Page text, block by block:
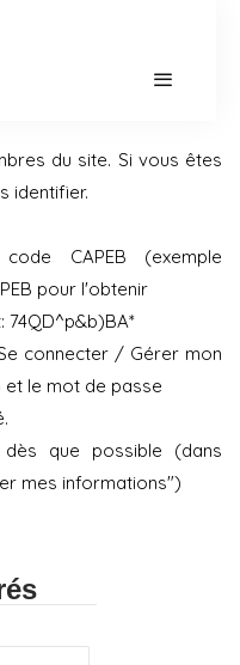
du site. Si vous êtes
identifier.
CAPEB (exemple
pour l'obtenir
74QD^p&b)BA*
connecter / Gérer mon
et le mot de passe
que possible (dans
mes informations")